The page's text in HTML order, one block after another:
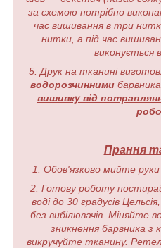
за схемою потрібно
час вишивання в три
нитки, а під час
виконується
5. Друк на тканині
водорозчинними
вишивку від
Прання
1. Обов'язково мийте
2. Готову роботу
воді до 30 градусів
без вибілювачів. Міняйте
зникнення барвника
викручуйте тканину.